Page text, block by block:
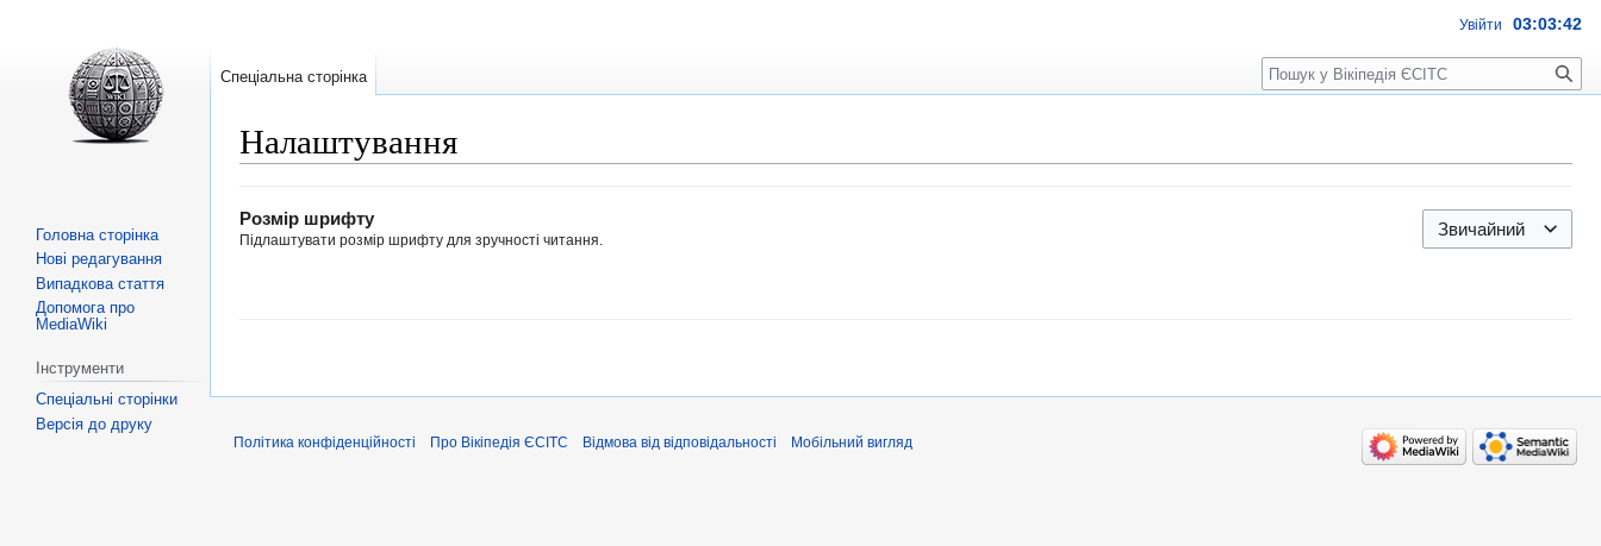
Налаштування
до
до
Розмір шрифту
Підлаштувати розмір шрифту для зручності читання.
Звичайний
Увійти 03:03:42
Спеціальна сторінка Пошук
Головна сторінка
Нові редагування
Випадкова стаття
Допомога про
MediaWiki
Інструменти
Спеціальні сторінки
Версія до друку
Політика конфіденційності Про Вікіпедія ЄСІТС Відмова від відповідальності Мобільний вигляд